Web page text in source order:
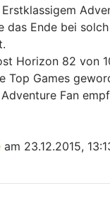
Ende bei
Horizon 82 von
Top Games
Fan
am 23.12.2015,